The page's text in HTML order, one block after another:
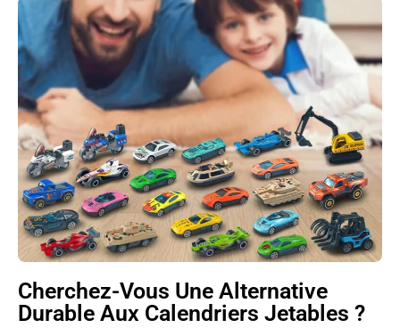
Cherchez-Vous Une Alternative
Durable Aux Calendriers Jetables ?